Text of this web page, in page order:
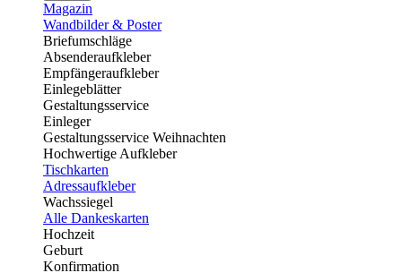
Magazin
Wandbilder & Poster
Briefumschläge
Absenderaufkleber
Empfängeraufkleber
Einlegeblätter
Gestaltungsservice
Einleger
Gestaltungsservice Weihnachten
Hochwertige Aufkleber
Tischkarten
Adressaufkleber
Wachssiegel
Alle Dankeskarten
Hochzeit
Geburt
Konfirmation